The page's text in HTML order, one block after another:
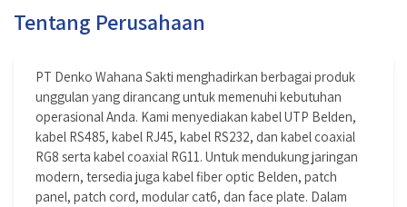
Tentang Perusahaan
PT Denko Wahana Sakti menghadirkan berbagai produk
unggulan yang dirancang untuk memenuhi kebutuhan
operasional Anda. Kami menyediakan kabel UTP Belden,
kabel RS485, kabel RJ45, kabel RS232, dan kabel coaxial
RG8 serta kabel coaxial RG11. Untuk mendukung jaringan
modern, tersedia juga kabel fiber optic Belden, patch
panel, patch cord, modular cat6, dan face plate. Dalam